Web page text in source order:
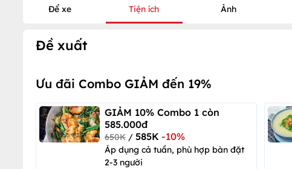
Để xe Tiện ích Ảnh
Đề xuất
Ưu đãi Combo GIẢM đến 19%
GIẢM 10% Combo 1 còn
585.000đ
650K / 585K -10%
Áp dụng cả tuần, phù hợp bàn đặt
2-3 người